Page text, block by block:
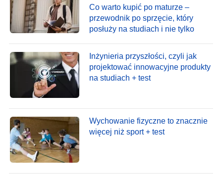
Co warto kupić po maturze –
przewodnik po sprzęcie, który
posłuży na studiach i nie tylko
Inżynieria przyszłości, czyli jak
projektować innowacyjne produkty
na studiach + test
Wychowanie fizyczne to znacznie
więcej niż sport + test